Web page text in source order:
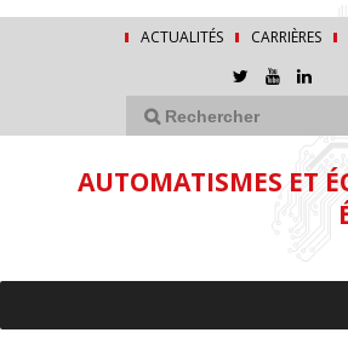
ACTUALITÉS CARRIÈRES
AUTOMATISMES ET